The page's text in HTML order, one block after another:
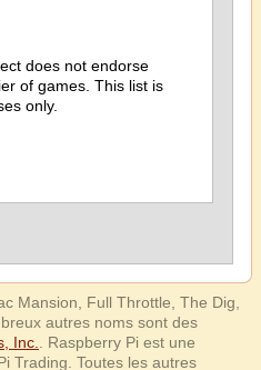
does not endorse
of games. This list is
only.
Mansion, Full Throttle, The Dig,
autres noms sont des
Inc.
. Raspberry Pi est une
Trading. Toutes les autres